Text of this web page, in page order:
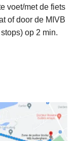
voet/met de fiets
of door de MIVB
op 2 min.